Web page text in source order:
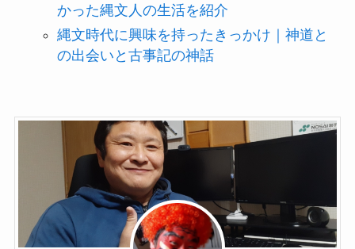
かった縄文人の生活を紹介
縄文時代に興味を持ったきっかけ｜神道と
の出会いと古事記の神話